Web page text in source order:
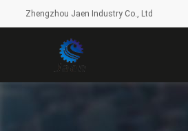
Zhengzhou Jaen Industry Co., Ltd